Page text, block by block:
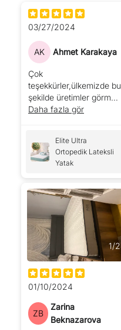
03/27/2024
AK Ahmet Karakaya
Çok
teşekkürler,ülkemizde bu
şekilde üretimler görmek
sevindiriyor.
Daha fazla gör
Elite Ultra
Ortopedik Lateksli
Yatak
1/2
01/10/2024
ZB
Zarina
Beknazarova